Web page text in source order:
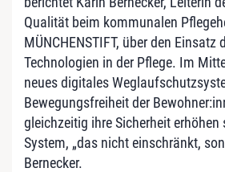
Qualität beim kommunalen
MÜNCHENSTIFT, über den Einsatz
Technologien in der Pflege. Im
neues digitales
Bewegungsfreiheit der
gleichzeitig ihre Sicherheit erhöhen
System, „das nicht einschränkt,
Bernecker.